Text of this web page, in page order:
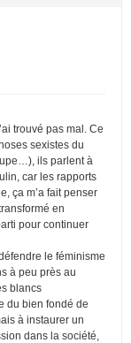
trouvé pas mal. Ce
sexistes du
ils parlent à
car les rapports
ça m’a fait penser
en
pour continuer
le féminisme
à peu près au
blancs
du bien fondé de
à instaurer un
dans la société,